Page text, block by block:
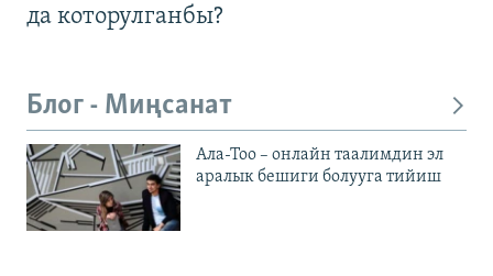
да которулганбы?
Блог - Миңсанат
Ала-Тоо – онлайн таалимдин эл
аралык бешиги болууга тийиш